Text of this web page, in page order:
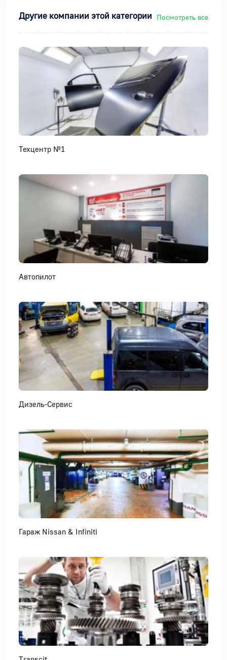
Другие компании этой категории Посмотреть все
Техцентр №1
Автопилот
Дизель-Сервис
Гараж Nissan & Infiniti